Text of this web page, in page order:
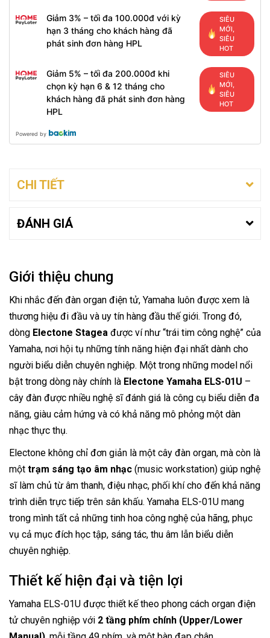
Giảm 3% – tối đa 100.000đ với kỳ
hạn 3 tháng cho khách hàng đã
phát sinh đơn hàng HPL
SIÊU
MỚI,
SIÊU
HOT
Giảm 5% – tối đa 200.000đ khi
chọn kỳ hạn 6 & 12 tháng cho
khách hàng đã phát sinh đơn hàng
HPL
SIÊU
MỚI,
SIÊU
HOT
Powered by
CHI TIẾT
ĐÁNH GIÁ
Giới thiệu chung
Khi nhắc đến đàn organ điện tử, Yamaha luôn được xem là
thương hiệu đi đầu và uy tín hàng đầu thế giới. Trong đó,
dòng Electone Stagea được ví như “trái tim công nghệ” của
Yamaha, nơi hội tụ những tính năng hiện đại nhất dành cho
người biểu diễn chuyên nghiệp. Một trong những model nổi
bật trong dòng này chính là Electone Yamaha ELS-01U –
cây đàn được nhiều nghệ sĩ đánh giá là công cụ biểu diễn đa
năng, giàu cảm hứng và có khả năng mô phỏng một dàn
nhạc thực thụ.
Electone không chỉ đơn giản là một cây đàn organ, mà còn là
một trạm sáng tạo âm nhạc (music workstation) giúp nghệ
sĩ làm chủ từ âm thanh, điệu nhạc, phối khí cho đến khả năng
trình diễn trực tiếp trên sân khấu. Yamaha ELS-01U mang
trong mình tất cả những tinh hoa công nghệ của hãng, phục
vụ cả mục đích học tập, sáng tác, thu âm lẫn biểu diễn
chuyên nghiệp.
Thiết kế hiện đại và tiện lợi
Yamaha ELS-01U được thiết kế theo phong cách organ điện
tử chuyên nghiệp với 2 tầng phím chính (Upper/Lower